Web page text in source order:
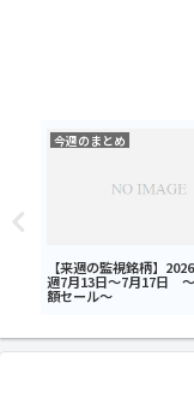
今週のまとめ
【来週の監視銘柄】
週7月13日～7月17日
額セール～